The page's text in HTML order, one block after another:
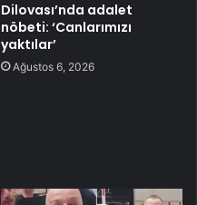
Dilovası’nda adalet
nöbeti: ‘Canlarımızı
yaktılar’
Ağustos 6, 2026